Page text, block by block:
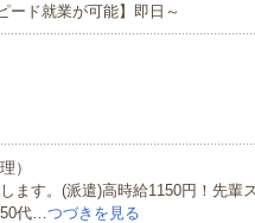
ード就業が可能】即日～
）
ます。(派遣)高時給1150円！先輩
代… つづきを見る